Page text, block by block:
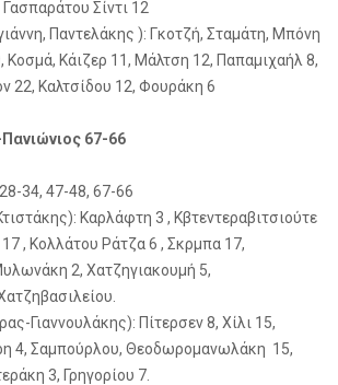
Σίντι 12
Παντελάκης ): Γκοτζή, Σταμάτη, Μπόνη
Κοσμά, Κάιζερ 11, Μάλτση 12, Παπαμιχαήλ 8,
22, Καλτσίδου 12, Φουράκη 6
67-66
34, 47-48, 67-66
Καρλάφτη 3 , Κβτεντεραβιτσιούτε
, Κολλάτου Ράτζα 6 , Σκρμπα 17,
2, Χατζηγιακουμή 5,
Γιαννουλάκης): Πίτερσεν 8, Χίλι 15,
4, Σαμπούρλου, Θεοδωρομανωλάκη 15,
3, Γρηγορίου 7.